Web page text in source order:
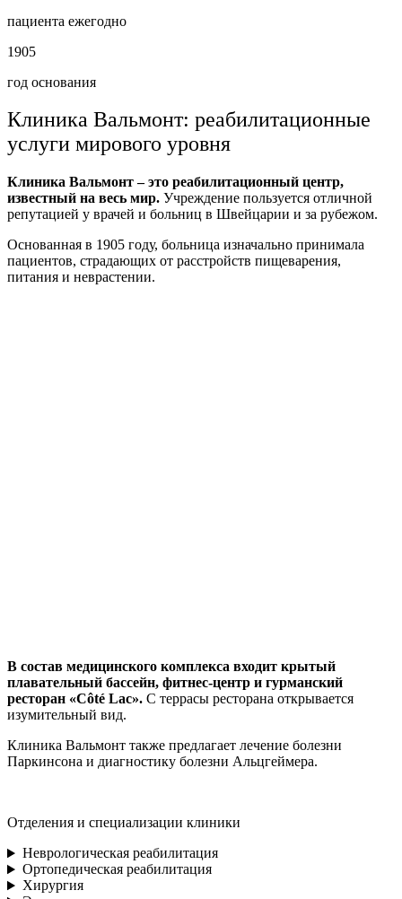
пациента ежегодно
1905
год основания
Клиника Вальмонт: реабилитационные
услуги мирового уровня
Клиника Вальмонт – это реабилитационный центр,
известный на весь мир. Учреждение пользуется отличной
репутацией у врачей и больниц в Швейцарии и за рубежом.
Основанная в 1905 году, больница изначально принимала
пациентов, страдающих от расстройств пищеварения,
питания и неврастении.
В состав медицинского комплекса входит крытый
плавательный бассейн, фитнес-центр и гурманский
ресторан «Côté Lac». С террасы ресторана открывается
изумительный вид.
Клиника Вальмонт также предлагает лечение болезни
Паркинсона и диагностику болезни Альцгеймера.
Отделения и специализации клиники
Неврологическая реабилитация
Ортопедическая реабилитация
Хирургия